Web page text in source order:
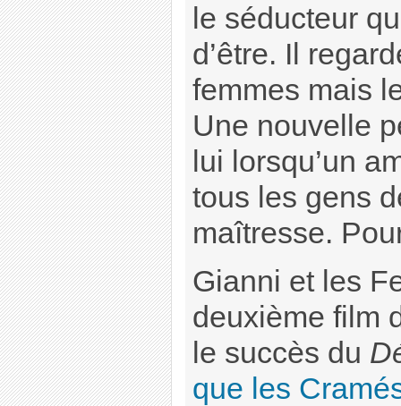
le séducteur
d’être. Il
femmes mais
Une nouvelle
lui lorsqu’un
tous les gens
maîtresse.
Gianni et les
deuxième film
le succès du
que les